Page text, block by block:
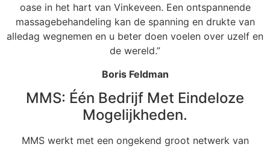
oase in het hart van Vinkeveen. Een ontspannende
massagebehandeling kan de spanning en drukte van
alledag wegnemen en u beter doen voelen over uzelf en
de wereld.”
Boris Feldman
MMS: Één Bedrijf Met Eindeloze
Mogelijkheden.
MMS werkt met een ongekend groot netwerk van